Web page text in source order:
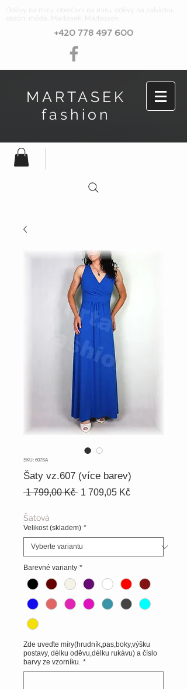
Oděvy na míru, oblečení na míru, oděvy na zakázku,
sezóní móda, Marťásek, Martassek
+420 778 497 600
MARTASEK
fashion
SKU: 607SA
Šaty vz.607 (více barev)
1 799,00 Kč Běžná
1 709,05 KčZvýhodněná
Šatová
Velikost (skladem) *
Barevné varianty *
Zde uveďte míry(hrudník,pas,boky,výšku
postavy, délku oděvu,délku rukávu) a číslo
barvy ze vzorníku. *